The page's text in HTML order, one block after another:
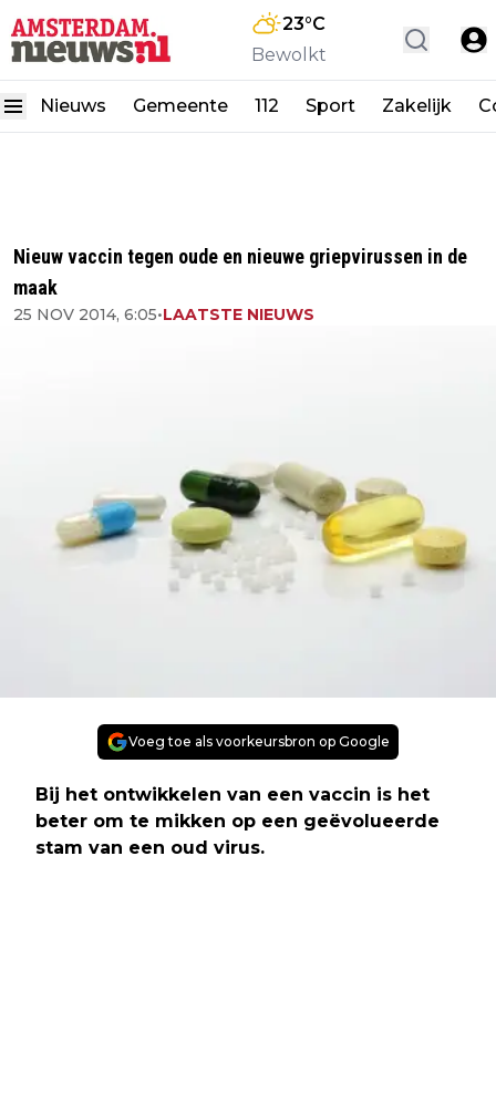
23°C
Bewolkt
Nieuws Gemeente 112 Sport Zakelijk
Nieuw vaccin tegen oude en nieuwe griepvirussen in de
maak
25 NOV 2014, 6:05•LAATSTE NIEUWS
Voeg toe als voorkeursbron op Google
Bij het ontwikkelen van een vaccin is het
beter om te mikken op een geëvolueerde
stam van een oud virus.